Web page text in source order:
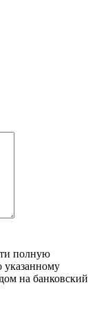
полную
указанному
на банковский